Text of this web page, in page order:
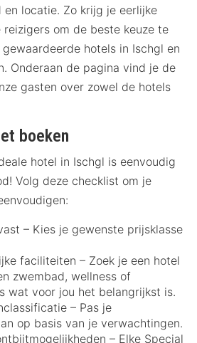
locatie. Zo krijg je eerlijke
om de beste keuze te
hotels in Ischgl en
Onderaan de pagina vind je de
gasten over zowel de hotels
boeken
hotel in Ischgl is eenvoudig
Volg deze checklist om je
– Kies je gewenste prijsklasse
faciliteiten – Zoek je een hotel
zwembad, wellness of
wat voor jou het belangrijkst is.
– Pas je
op basis van je verwachtingen.
– Elke Special